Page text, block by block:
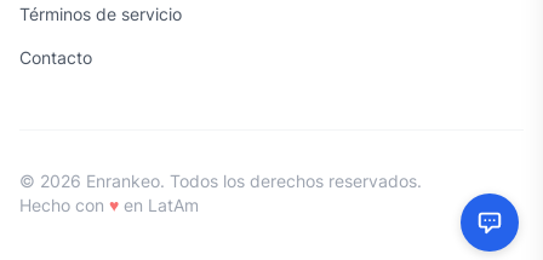
Términos de servicio
Contacto
© 2026 Enrankeo. Todos los derechos reservados.
Hecho con ♥ en LatAm